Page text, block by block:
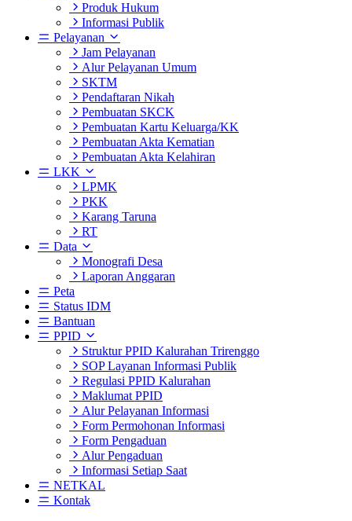
Produk Hukum
Informasi Publik
Pelayanan
Jam Pelayanan
Alur Pelayanan Umum
SKTM
Pendaftaran Nikah
Pembuatan SKCK
Pembuatan Kartu Keluarga/KK
Pembuatan Akta Kematian
Pembuatan Akta Kelahiran
LKK
LPMK
PKK
Karang Taruna
RT
Data
Monografi Desa
Laporan Anggaran
Peta
Status IDM
Bantuan
PPID
Struktur PPID Kalurahan Trirenggo
SOP Layanan Informasi Publik
Regulasi PPID Kalurahan
Maklumat PPID
Alur Pelayanan Informasi
Form Permohonan Informasi
Form Pengaduan
Alur Pengaduan
Informasi Setiap Saat
NETKAL
Kontak